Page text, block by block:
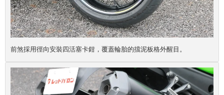
前煞採用徑向安裝四活塞卡鉗，覆蓋輪胎的擋泥板格外醒目。